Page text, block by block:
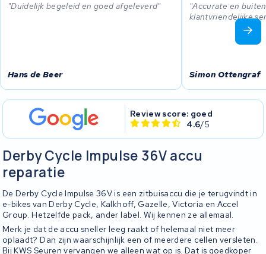
Duidelijk begeleid en goed afgeleverd
Hans de Beer
Accurate en
klantvriendelijke
Simon Ottengraf
Review score: goed
4.6/5
Derby Cycle Impulse 36V accu
reparatie
De Derby Cycle Impulse 36V is een zitbuisaccu die je terugvindt in
e-bikes van Derby Cycle, Kalkhoff, Gazelle, Victoria en Accel
Group. Hetzelfde pack, ander label. Wij kennen ze allemaal.
Merk je dat de accu sneller leeg raakt of helemaal niet meer
oplaadt? Dan zijn waarschijnlijk een of meerdere cellen versleten.
Bij KWS Seuren vervangen we alleen wat op is. Dat is goedkoper